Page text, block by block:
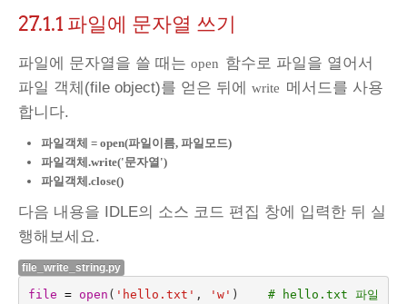
27.1.1 파일에 문자열 쓰기
파일에 문자열을 쓸 때는 open 함수로 파일을 열어서
파일 객체(file object)를 얻은 뒤에 write 메서드를 사용
합니다.
파일객체 = open(파일이름, 파일모드)
파일객체.write('문자열')
파일객체.close()
다음 내용을 IDLE의 소스 코드 편집 창에 입력한 뒤 실
행해보세요.
file_write_string.py
file = open ( 'hello.txt' , 'w' )
# hello.txt 파일